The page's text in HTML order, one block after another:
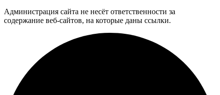
Администрация сайта не несёт ответственности за
содержание веб-сайтов, на которые даны ссылки.